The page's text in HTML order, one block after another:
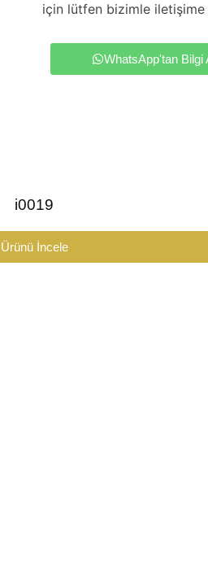
için lütfen bizimle iletişime
WhatsApp'tan Bilgi
i0019
Ürünü İncele